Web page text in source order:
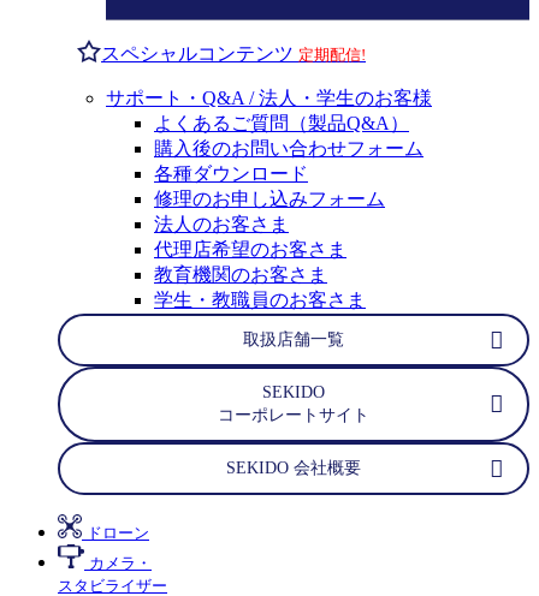
スペシャルコンテンツ 定期配信!
サポート・Q&A / 法人・学生のお客様
よくあるご質問（製品Q&A）
購入後のお問い合わせフォーム
各種ダウンロード
修理のお申し込みフォーム
法人のお客さま
代理店希望のお客さま
教育機関のお客さま
学生・教職員のお客さま
取扱店舗一覧
SEKIDO
コーポレートサイト
SEKIDO 会社概要
ドローン
カメラ・
スタビライザー